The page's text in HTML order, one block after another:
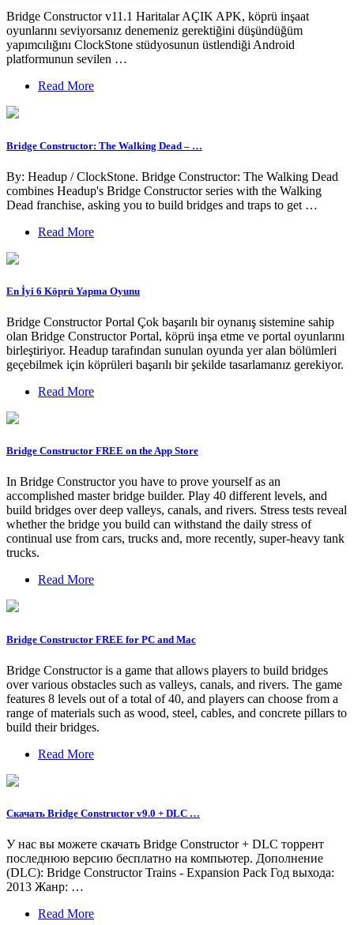
Bridge Constructor v11.1 Haritalar AÇIK APK, köprü inşaat
oyunlarını seviyorsanız denemeniz gerektiğini düşündüğüm
yapımcılığını ClockStone stüdyosunun üstlendiği Android
platformunun sevilen …
Read More
Bridge Constructor: The Walking Dead – …
By: Headup / ClockStone. Bridge Constructor: The Walking Dead
combines Headup's Bridge Constructor series with the Walking
Dead franchise, asking you to build bridges and traps to get …
Read More
En İyi 6 Köprü Yapma Oyunu
Bridge Constructor Portal Çok başarılı bir oynanış sistemine sahip
olan Bridge Constructor Portal, köprü inşa etme ve portal oyunlarını
birleştiriyor. Headup tarafından sunulan oyunda yer alan bölümleri
geçebilmek için köprüleri başarılı bir şekilde tasarlamanız gerekiyor.
Read More
‎Bridge Constructor FREE on the App Store
In Bridge Constructor you have to prove yourself as an
accomplished master bridge builder. Play 40 different levels, and
build bridges over deep valleys, canals, and rivers. Stress tests reveal
whether the bridge you build can withstand the daily stress of
continual use from cars, trucks and, more recently, super-heavy tank
trucks.
Read More
Bridge Constructor FREE for PC and Mac
Bridge Constructor is a game that allows players to build bridges
over various obstacles such as valleys, canals, and rivers. The game
features 8 levels out of a total of 40, and players can choose from a
range of materials such as wood, steel, cables, and concrete pillars to
build their bridges.
Read More
Скачать Bridge Constructor v9.0 + DLC …
У нас вы можете скачать Bridge Constructor + DLC торрент
последнюю версию бесплатно на компьютер. Дополнение
(DLC): Bridge Constructor Trains - Expansion Pack Год выхода:
2013 Жанр: …
Read More